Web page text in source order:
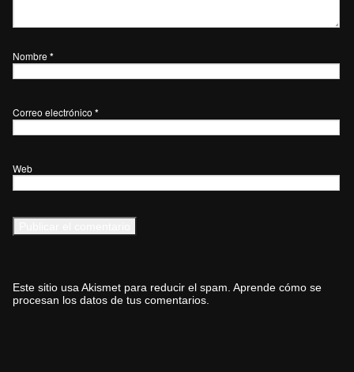
Nombre *
Correo electrónico *
Web
Este sitio usa Akismet para reducir el spam. Aprende cómo se
procesan los datos de tus comentarios.